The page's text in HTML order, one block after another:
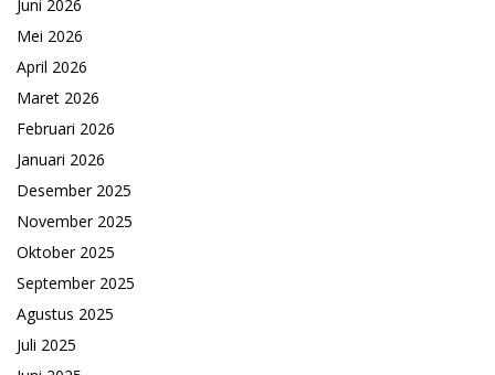
Juni 2026
Mei 2026
April 2026
Maret 2026
Februari 2026
Januari 2026
Desember 2025
November 2025
Oktober 2025
September 2025
Agustus 2025
Juli 2025